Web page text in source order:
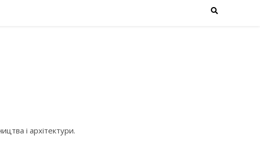
і архітектури.